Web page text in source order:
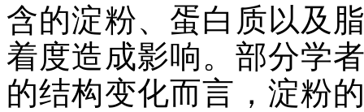
含的淀粉、蛋白质以及
着度造成影响。部分学
的结构变化而言，淀粉